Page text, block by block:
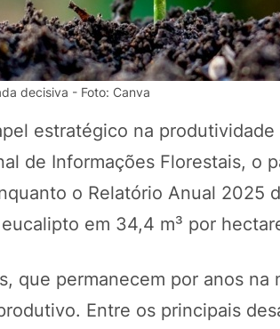
decisiva - Foto: Canva
estratégico na
de Informações Florestais, o
o Relatório Anual 2025
em 34,4 m³ por
que permanecem por anos na
Entre os principais